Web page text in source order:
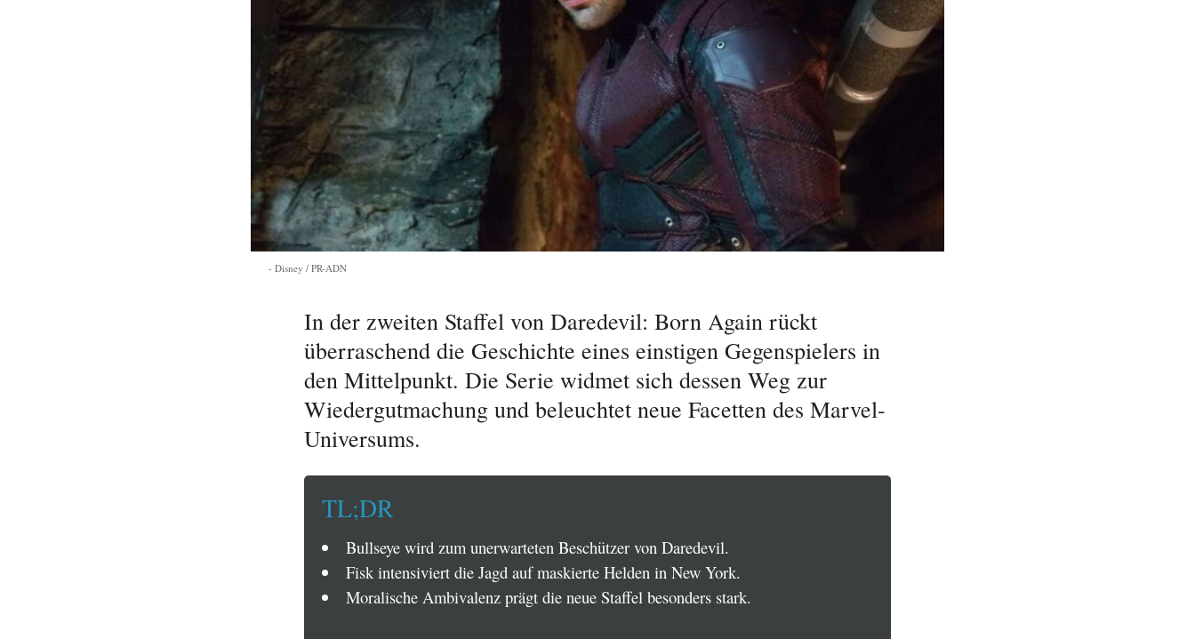
Disney / PR-ADN
In der zweiten Staffel von Daredevil: Born Again rückt
überraschend die Geschichte eines einstigen Gegenspielers in
den Mittelpunkt. Die Serie widmet sich dessen Weg zur
Wiedergutmachung und beleuchtet neue Facetten des Marvel-
Universums.
TL;DR
Bullseye wird zum unerwarteten Beschützer von Daredevil.
Fisk intensiviert die Jagd auf maskierte Helden in New York.
Moralische Ambivalenz prägt die neue Staffel besonders stark.